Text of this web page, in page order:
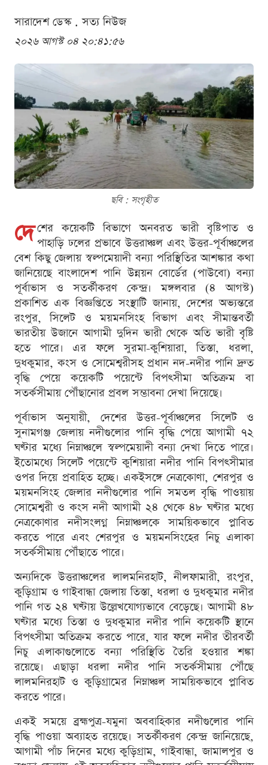
সারাদেশ ডেস্ক . সত্য নিউজ
২০২৬ আগস্ট ০৪ ২০:৪১:৫৬
ছবি : সংগৃহীত
দে শের কয়েকটি বিভাগে অনবরত ভারী বৃষ্টিপাত ও
পাহাড়ি ঢলের প্রভাবে উত্তরাঞ্চল এবং উত্তর-পূর্বাঞ্চলের
বেশ কিছু জেলায় স্বল্পমেয়াদী বন্যা পরিস্থিতির আশঙ্কার কথা
জানিয়েছে বাংলাদেশ পানি উন্নয়ন বোর্ডের (পাউবো) বন্যা
পূর্বাভাস ও সতর্কীকরণ কেন্দ্র। মঙ্গলবার (৪ আগস্ট)
প্রকাশিত এক বিজ্ঞপ্তিতে সংস্থাটি জানায়, দেশের অভ্যন্তরে
রংপুর, সিলেট ও ময়মনসিংহ বিভাগ এবং সীমান্তবর্তী
ভারতীয় উজানে আগামী দুদিন ভারী থেকে অতি ভারী বৃষ্টি
হতে পারে। এর ফলে সুরমা-কুশিয়ারা, তিস্তা, ধরলা,
দুধকুমার, কংস ও সোমেশ্বরীসহ প্রধান নদ-নদীর পানি দ্রুত
বৃদ্ধি পেয়ে কয়েকটি পয়েন্টে বিপৎসীমা অতিক্রম বা
সতর্কসীমায় পৌঁছানোর প্রবল সম্ভাবনা দেখা দিয়েছে।
পূর্বাভাস অনুযায়ী, দেশের উত্তর-পূর্বাঞ্চলের সিলেট ও
সুনামগঞ্জ জেলায় নদীগুলোর পানি বৃদ্ধি পেয়ে আগামী ৭২
ঘণ্টার মধ্যে নিম্নাঞ্চলে স্বল্পমেয়াদী বন্যা দেখা দিতে পারে।
ইতোমধ্যে সিলেট পয়েন্টে কুশিয়ারা নদীর পানি বিপৎসীমার
ওপর দিয়ে প্রবাহিত হচ্ছে। একইসঙ্গে নেত্রকোণা, শেরপুর ও
ময়মনসিংহ জেলার নদীগুলোর পানি সমতল বৃদ্ধি পাওয়ায়
সোমেশ্বরী ও কংস নদী আগামী ২৪ থেকে ৪৮ ঘণ্টার মধ্যে
নেত্রকোণার নদীসংলগ্ন নিম্নাঞ্চলকে সাময়িকভাবে প্লাবিত
করতে পারে এবং শেরপুর ও ময়মনসিংহের নিচু এলাকা
সতর্কসীমায় পৌঁছাতে পারে।
অন্যদিকে উত্তরাঞ্চলের লালমনিরহাট, নীলফামারী, রংপুর,
কুড়িগ্রাম ও গাইবান্ধা জেলায় তিস্তা, ধরলা ও দুধকুমার নদীর
পানি গত ২৪ ঘণ্টায় উল্লেখযোগ্যভাবে বেড়েছে। আগামী ৪৮
ঘণ্টার মধ্যে তিস্তা ও দুধকুমার নদীর পানি কয়েকটি স্থানে
বিপৎসীমা অতিক্রম করতে পারে, যার ফলে নদীর তীরবর্তী
নিচু এলাকাগুলোতে বন্যা পরিস্থিতি তৈরি হওয়ার শঙ্কা
রয়েছে। এছাড়া ধরলা নদীর পানি সতর্কসীমায় পৌঁছে
লালমনিরহাট ও কুড়িগ্রামের নিম্নাঞ্চল সাময়িকভাবে প্লাবিত
করতে পারে।
একই সময়ে ব্রহ্মপুত্র-যমুনা অববাহিকার নদীগুলোর পানি
বৃদ্ধি পাওয়া অব্যাহত রয়েছে। সতর্কীকরণ কেন্দ্র জানিয়েছে,
আগামী পাঁচ দিনের মধ্যে কুড়িগ্রাম, গাইবান্ধা, জামালপুর ও